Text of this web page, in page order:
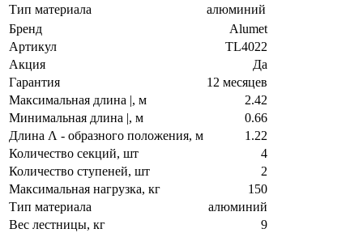
Тип материала
алюминий
Бренд
Alumet
Артикул
TL4022
Акция
Да
Гарантия
12 месяцев
Максимальная длина |, м
2.42
Минимальная длина |, м
0.66
Длина Λ - образного положения, м
1.22
Количество секций, шт
4
Количество ступеней, шт
2
Максимальная нагрузка, кг
150
Тип материала
алюминий
Вес лестницы, кг
9